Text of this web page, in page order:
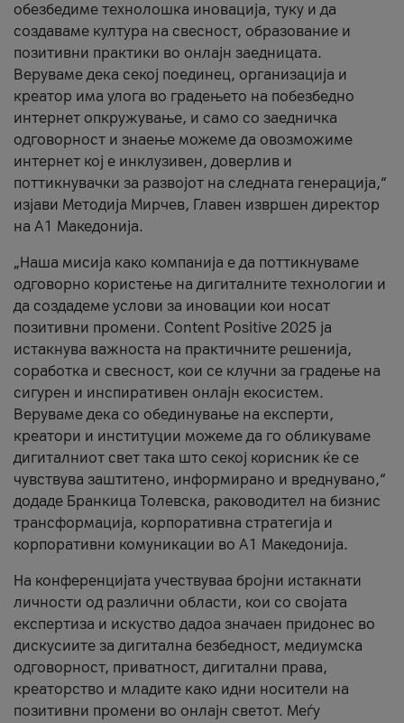
обезбедиме технолошка иновација, туку и да
создаваме култура на свесност, образование и
позитивни практики во онлајн заедницата.
Веруваме дека секој поединец, организација и
креатор има улога во градењето на побезбедно
интернет опкружување, и само со заедничка
одговорност и знаење можеме да овозможиме
интернет кој е инклузивен, доверлив и
поттикнувачки за развојот на следната генерација,“
изјави Методија Мирчев, Главен извршен директор
на А1 Македонија.
„Наша мисија како компанија е да поттикнуваме
одговорно користење на дигиталните технологии и
да создадеме услови за иновации кои носат
позитивни промени. Content Positive 2025 ја
истакнува важноста на практичните решенија,
соработка и свесност, кои се клучни за градење на
сигурен и инспиративен онлајн екосистем.
Веруваме дека со обединување на експерти,
креатори и институции можеме да го обликуваме
дигиталниот свет така што секој корисник ќе се
чувствува заштитено, информирано и вреднувано,“
додаде Бранкица Толевска, раководител на бизнис
трансформација, корпоративна стратегија и
корпоративни комуникации во А1 Македонија.
На конференцијата учествуваа бројни истакнати
личности од различни области, кои со својата
експертиза и искуство дадоа значаен придонес во
дискусиите за дигитална безбедност, медиумска
одговорност, приватност, дигитални права,
креаторство и младите како идни носители на
позитивни промени во онлајн светот. Меѓу